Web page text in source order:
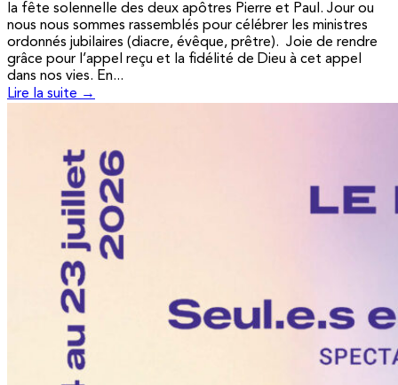
la fête solennelle des deux apôtres Pierre et Paul. Jour ou
nous nous sommes rassemblés pour célébrer les ministres
ordonnés jubilaires (diacre, évêque, prêtre). Joie de rendre
grâce pour l’appel reçu et la fidélité de Dieu à cet appel
dans nos vies. En...
Lire la suite →